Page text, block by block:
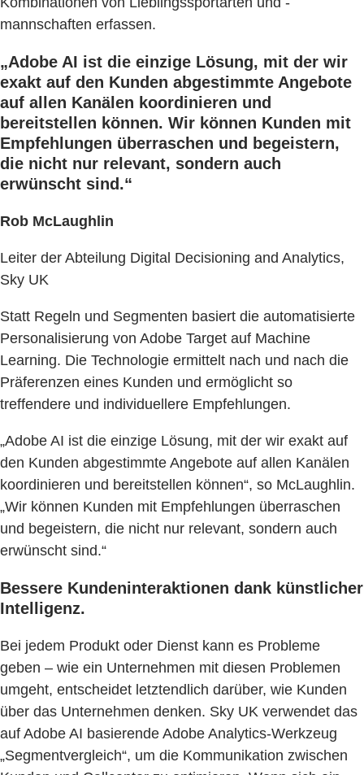
mannschaften erfassen.
„Adobe AI ist die einzige Lösung, mit der wir
exakt auf den Kunden abgestimmte Angebote
auf allen Kanälen koordinieren und
bereitstellen können. Wir können Kunden mit
Empfehlungen überraschen und begeistern,
die nicht nur relevant, sondern auch
erwünscht sind.“
Rob McLaughlin
Leiter der Abteilung Digital Decisioning and Analytics,
Sky UK
Statt Regeln und Segmenten basiert die automatisierte
Personalisierung von Adobe Target auf Machine
Learning. Die Technologie ermittelt nach und nach die
Präferenzen eines Kunden und ermöglicht so
treffendere und individuellere Empfehlungen.
„Adobe AI ist die einzige Lösung, mit der wir exakt auf
den Kunden abgestimmte Angebote auf allen Kanälen
koordinieren und bereitstellen können“, so McLaughlin.
„Wir können Kunden mit Empfehlungen überraschen
und begeistern, die nicht nur relevant, sondern auch
erwünscht sind.“
Bessere Kundeninteraktionen dank künstlicher
Intelligenz.
Bei jedem Produkt oder Dienst kann es Probleme
geben – wie ein Unternehmen mit diesen Problemen
umgeht, entscheidet letztendlich darüber, wie Kunden
über das Unternehmen denken. Sky UK verwendet das
auf Adobe AI basierende Adobe Analytics-Werkzeug
„Segmentvergleich“, um die Kommunikation zwischen